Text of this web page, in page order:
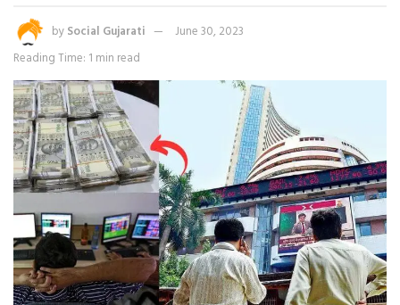
by Social Gujarati
June 30, 2023
Reading Time: 1 min read